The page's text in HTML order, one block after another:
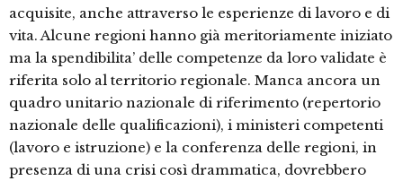
acquisite, anche attraverso le esperienze di lavoro e di
vita. Alcune regioni hanno già meritoriamente iniziato
ma la spendibilita’ delle competenze da loro validate è
riferita solo al territorio regionale. Manca ancora un
quadro unitario nazionale di riferimento (repertorio
nazionale delle qualificazioni), i ministeri competenti
(lavoro e istruzione) e la conferenza delle regioni, in
presenza di una crisi così drammatica, dovrebbero